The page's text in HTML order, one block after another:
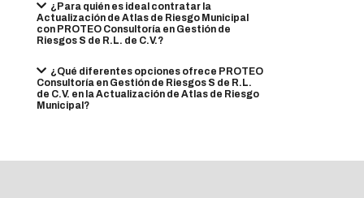
¿Para quién es ideal contratar la
Actualización de Atlas de Riesgo Municipal
con PROTEO Consultoría en Gestión de
Riesgos S de R.L. de C.V.?
¿Qué diferentes opciones ofrece PROTEO
Consultoría en Gestión de Riesgos S de R.L.
de C.V. en la Actualización de Atlas de Riesgo
Municipal?